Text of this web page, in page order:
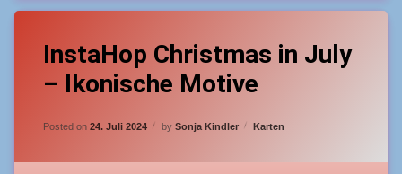
InstaHop Christmas in July
– Ikonische Motive
Posted on 24. Juli 2024 by Sonja Kindler Categories:
Karten
Weihnachten
a
Comment
InstaHop
in